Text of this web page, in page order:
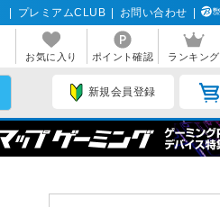
プレミアムCLUB お問い合わせ
お気に入り ポイント確認 ランキング
新規会員登録